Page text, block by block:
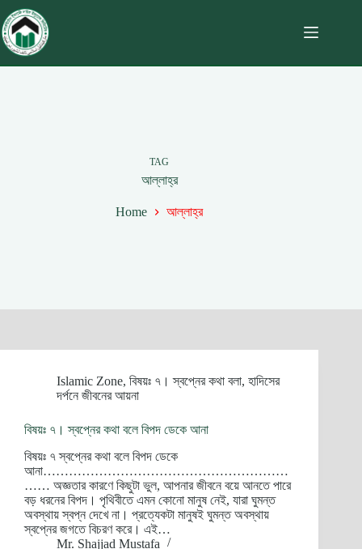
TAG
আল্লাহ্‌র
Home আল্লাহ্‌র
Islamic Zone, বিষয়ঃ ৭। স্বপ্নের কথা বলা, হাদিসের
দর্পনে জীবনের আয়না
বিষয়ঃ ৭। স্বপ্নের কথা বলে বিপদ ডেকে আনা
বিষয়ঃ ৭ স্বপ্নের কথা বলে বিপদ ডেকে
আনা…………………………………………………
…… অজ্ঞতার কারণে কিছুটা ভুল, আপনার জীবনে বয়ে আনতে পারে
বড় ধরনের বিপদ। পৃথিবীতে এমন কোনো মানুষ নেই, যারা ঘুমন্ত
অবস্থায় স্বপ্ন দেখে না। প্রত্যেকটা মানুষই ঘুমন্ত অবস্থায়
স্বপ্নের জগতে বিচরণ করে। এই…
Mr. Shajjad Mustafa